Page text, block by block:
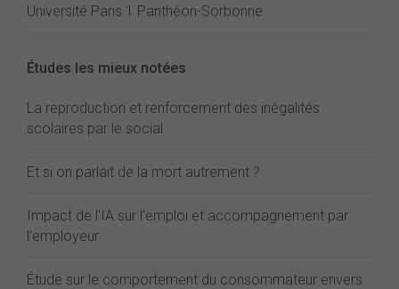
Université Paris 1 Panthéon-Sorbonne
Études les mieux notées
La reproduction et renforcement des inégalités
scolaires par le social
Et si on parlait de la mort autrement ?
Impact de l'IA sur l'emploi et accompagnement par
l'employeur
Étude sur le comportement du consommateur envers